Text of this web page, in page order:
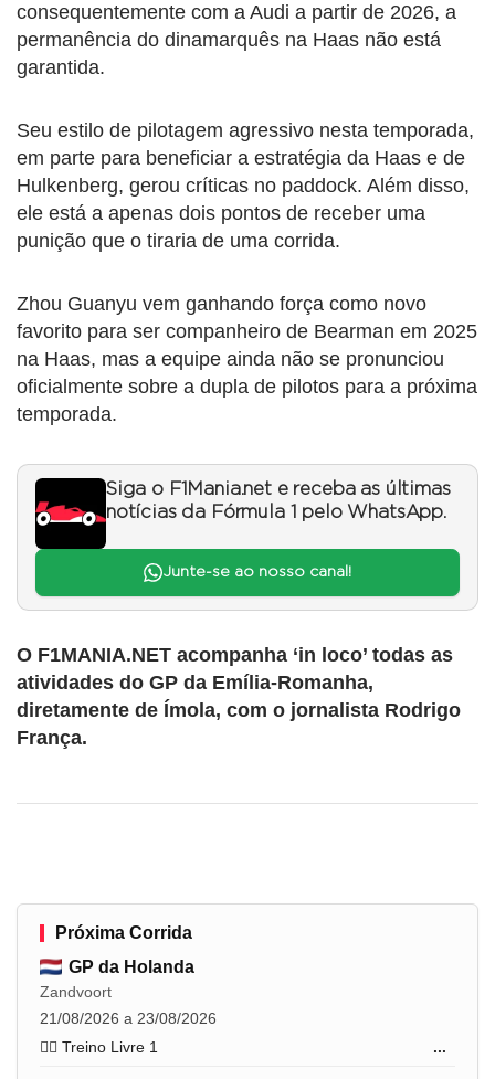
consequentemente com a Audi a partir de 2026, a
permanência do dinamarquês na Haas não está
garantida.
Seu estilo de pilotagem agressivo nesta temporada,
em parte para beneficiar a estratégia da Haas e de
Hulkenberg, gerou críticas no paddock. Além disso,
ele está a apenas dois pontos de receber uma
punição que o tiraria de uma corrida.
Zhou Guanyu vem ganhando força como novo
favorito para ser companheiro de Bearman em 2025
na Haas, mas a equipe ainda não se pronunciou
oficialmente sobre a dupla de pilotos para a próxima
temporada.
Siga o F1Mania.net e receba as últimas
notícias da Fórmula 1 pelo WhatsApp.
Junte-se ao nosso canal!
O F1MANIA.NET acompanha ‘in loco’ todas as
atividades do GP da Emília-Romanha,
diretamente de Ímola, com o jornalista Rodrigo
França.
Próxima Corrida
GP da Holanda
Zandvoort
21/08/2026 a 23/08/2026
🏋️‍♂️ Treino Livre 1
...